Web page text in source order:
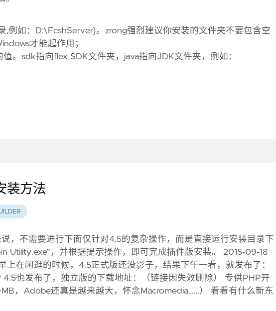
,例如：D:\FcshServer}。zrong强烈建议你安装的文件夹不要包含空
才能起作用；
。sdk指向flex SDK文件夹，java指向JDK文件夹，例如：
装方法
，不需要进行下面仅针对4.5的复杂操作，而是直接运行安装目录下
Utility.exe”，并根据提示操作，即可完成插件版安装。 2015-09-18
上在闲逛的时候，4.5正式版还没影子，结果下午一看，就发布了：
4.5也发布了，独立版的下载地址：（链接因失效删除） 专供PHP开
，Adobe还真是越来越大，怀念Macromedia……） 看看有什么新东